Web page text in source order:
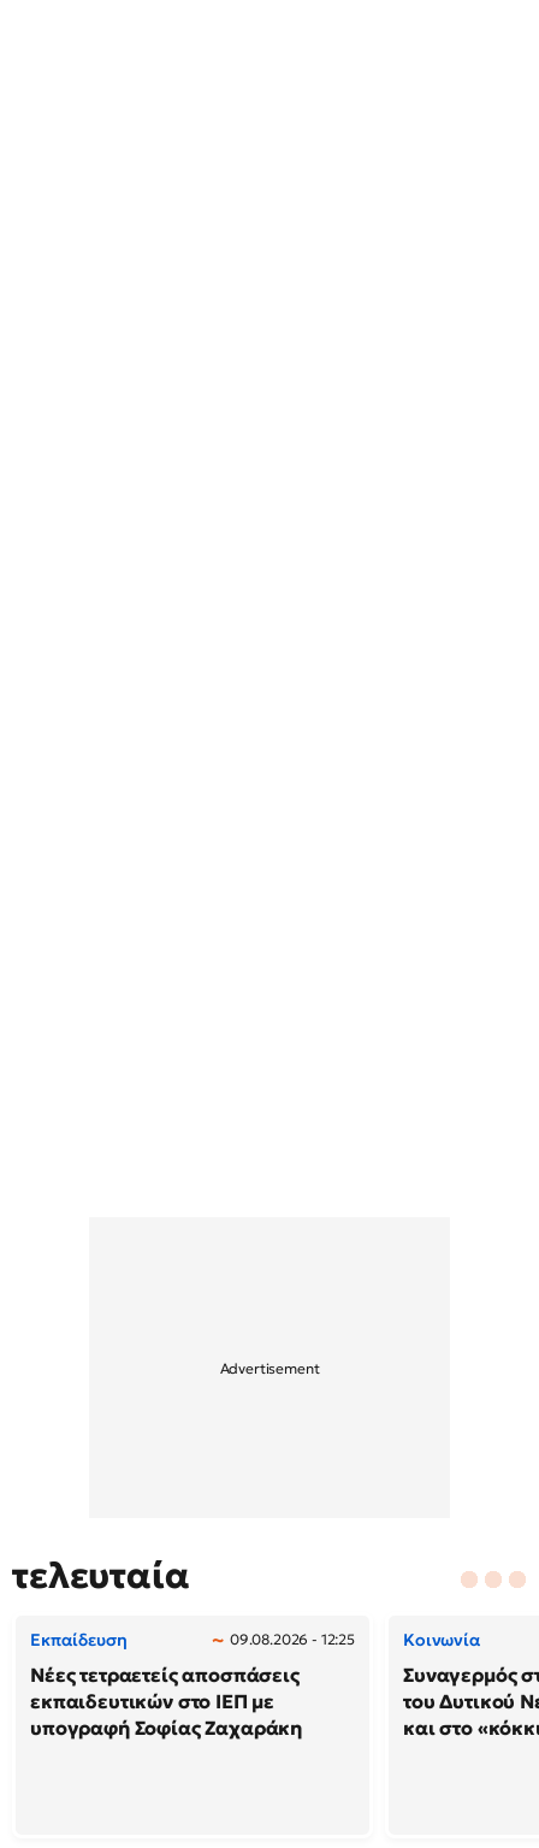
τελευταία
Εκπαίδευση 09.08.2026 - 12:25
Νέες τετραετείς αποσπάσεις
εκπαιδευτικών στο ΙΕΠ με
υπογραφή Σοφίας Ζαχαράκη
Κοινωνία
Συναγερμός
του Δυτικού
και στο